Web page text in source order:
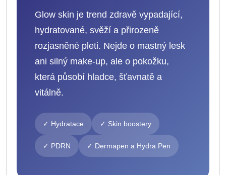
Glow skin je trend zdravě vypadající,
hydratované, svěží a přirozeně
rozjasněné pleti. Nejde o mastný lesk
ani silný make-up, ale o pokožku,
která působí hladce, šťavnatě a
vitálně.
✓ Hydratace ✓ Skin boostery
✓ PDRN ✓ Dermapen a Hydra Pen